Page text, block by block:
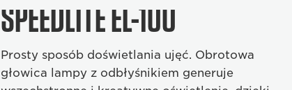
SPEEDLITE EL-100
Prosty sposób doświetlania ujęć. Obrotowa
głowica lampy z odbłyśnikiem generuje